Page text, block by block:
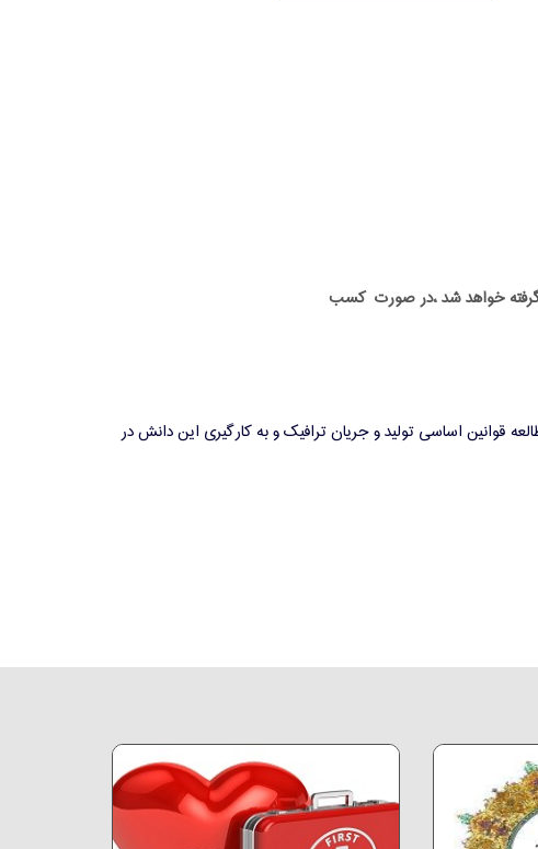
گرفته خواهد شد ،در صورت کسب
قوانین اساسی تولید و جریان ترافیک و به کارگیری این دانش در